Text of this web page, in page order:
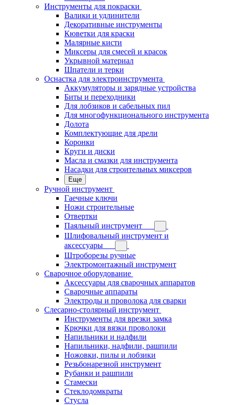
Инструменты для покраски
Валики и удлинители
Декоративные инструменты
Кюветки для краски
Малярные кисти
Миксеры для смесей и красок
Укрывной материал
Шпатели и терки
Оснастка для электроинструмента
Аккумуляторы и зарядные устройства
Биты и переходники
Для лобзиков и сабельных пил
Для многофункционального инструмента
Долота
Комплектующие для дрели
Коронки
Круги и диски
Масла и смазки для инструмента
Насадки для строительных миксеров
Еще
Ручной инструмент
Гаечные ключи
Ножи строительные
Отвертки
Паяльный инструмент
Шлифовальный инструмент и
аксессуары
Штроборезы ручные
Электромонтажный инструмент
Сварочное оборудование
Аксессуары для сварочных аппаратов
Сварочные аппараты
Электроды и проволока для сварки
Слесарно-столярный инструмент
Инструменты для врезки замка
Крючки для вязки проволоки
Напильники и надфили
Напильники, надфили, рашпили
Ножовки, пилы и лобзики
Резьбонарезной инструмент
Рубанки и рашпили
Стамески
Стеклодомкраты
Стусла